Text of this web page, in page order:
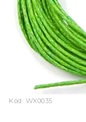
Kód: WX0035